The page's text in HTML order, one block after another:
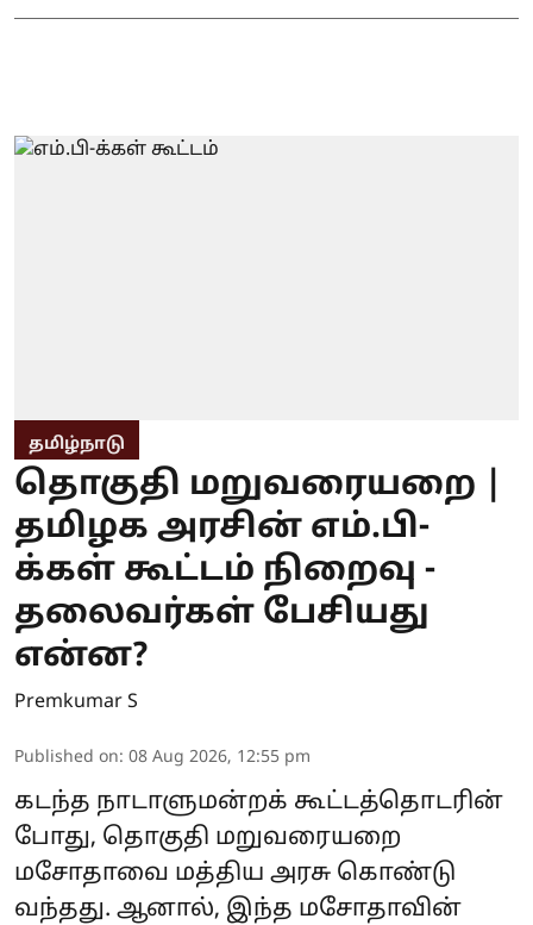
தமிழ்நாடு
தொகுதி மறுவரையறை |
தமிழக அரசின் எம்.பி-
க்கள் கூட்டம் நிறைவு -
தலைவர்கள் பேசியது
என்ன?
Premkumar S
Published on: 08 Aug 2026, 12:55 pm
கடந்த நாடாளுமன்றக் கூட்டத்தொடரின்
போது, தொகுதி மறுவரையறை
மசோதாவை மத்திய அரசு கொண்டு
வந்தது. ஆனால், இந்த மசோதாவின்